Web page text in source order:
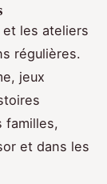
et les ateliers
régulières.
jeux
familles,
et dans les